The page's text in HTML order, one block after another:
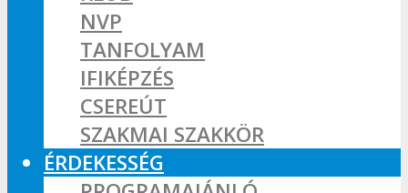
NVP
TANFOLYAM
IFIKÉPZÉS
CSEREÚT
SZAKMAI SZAKKÖR
ÉRDEKESSÉG